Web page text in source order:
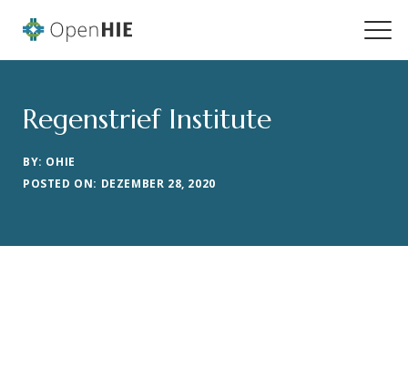
Regenstrief Institute
BY: OHIE
POSTED ON: DEZEMBER 28, 2020